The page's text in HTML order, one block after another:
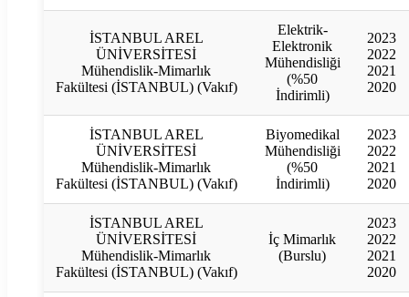
İSTANBUL AREL
ÜNİVERSİTESİ
Mühendislik-Mimarlık
Fakültesi (İSTANBUL) (Vakıf)
Elektrik-
Elektronik
Mühendisliği
(%50
İndirimli)
2023
2022
2021
2020
İSTANBUL AREL
ÜNİVERSİTESİ
Mühendislik-Mimarlık
Fakültesi (İSTANBUL) (Vakıf)
Biyomedikal
Mühendisliği
(%50
İndirimli)
2023
2022
2021
2020
İSTANBUL AREL
ÜNİVERSİTESİ
Mühendislik-Mimarlık
Fakültesi (İSTANBUL) (Vakıf)
İç Mimarlık
(Burslu)
2023
2022
2021
2020